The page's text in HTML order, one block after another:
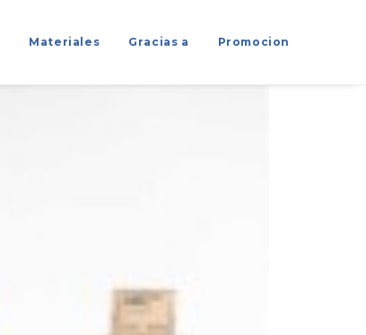
Materiales Gracias a Promocion